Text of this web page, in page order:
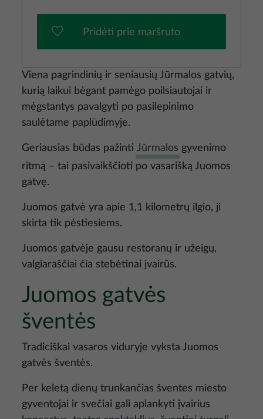
Viena pagrindinių ir seniausių Jūrmalos gatvių,
kurią laikui bėgant pamėgo poilsiautojai ir
mėgstantys pavalgyti po pasilepinimo
saulėtame paplūdimyje.
Geriausias būdas pažinti Jūrmalos gyvenimo
ritmą – tai pasivaikščioti po vasarišką Juomos
gatvę.
Juomos gatvė yra apie 1,1 kilometrų ilgio, ji
skirta tik pėstiesiems.
Juomos gatvėje gausu restoranų ir užeigų,
valgiaraščiai čia stebėtinai įvairūs.
Juomos gatvės
šventės
Tradiciškai vasaros viduryje vyksta Juomos
gatvės šventės.
Per keletą dienų trunkančias šventes miesto
gyventojai ir svečiai gali aplankyti įvairius
Pridėti prie maršruto